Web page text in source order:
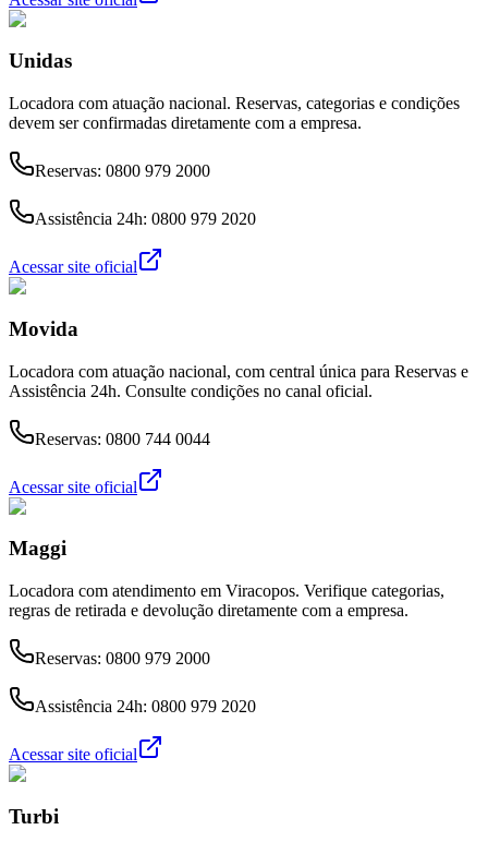
Unidas
Locadora com atuação nacional. Reservas, categorias e condições
devem ser confirmadas diretamente com a empresa.
Reservas: 0800 979 2000
Assistência 24h: 0800 979 2020
Acessar site oficial
Movida
Locadora com atuação nacional, com central única para Reservas e
Assistência 24h. Consulte condições no canal oficial.
Reservas: 0800 744 0044
Acessar site oficial
Maggi
Locadora com atendimento em Viracopos. Verifique categorias,
regras de retirada e devolução diretamente com a empresa.
Reservas: 0800 979 2000
Assistência 24h: 0800 979 2020
Acessar site oficial
Turbi